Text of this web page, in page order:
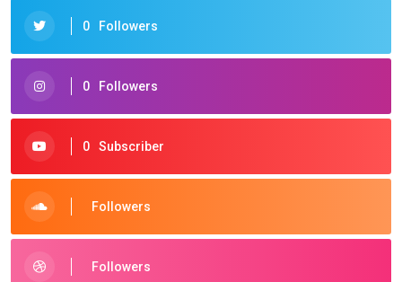
0 Followers
0 Followers
0 Subscriber
Followers
Followers